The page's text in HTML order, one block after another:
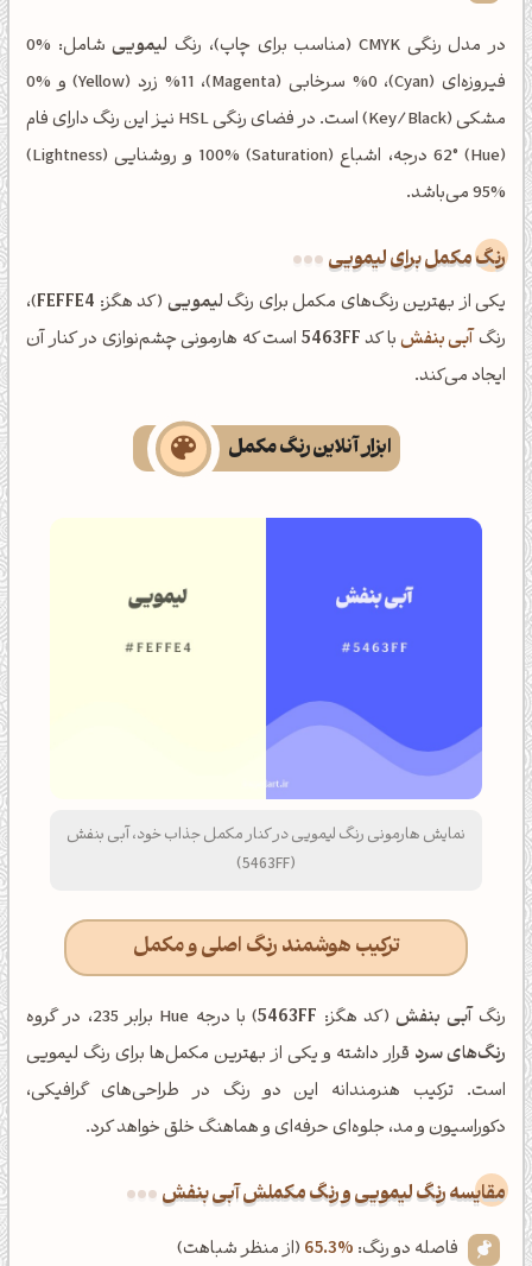
در مدل رنگی CMYK (مناسب برای چاپ)، رنگ لیمویی
شامل: %0
فیروزه‌ای (Cyan)، %0 سرخابی (Magenta)، %11 زرد (Yellow) و %0
مشکی (Key/Black) است. در فضای رنگی HSL نیز این رنگ دارای فام
(Hue) 62° درجه، اشباع (Saturation) 100% و روشنایی (Lightness)
95% می‌باشد.
رنگ مکمل برای لیمویی
یکی از بهترین رنگ‌های مکمل برای رنگلیمویی (کد هگز: FEFFE4)،
رنگ آبی بنفشبا کد5463FF است که هارمونی چشم‌نوازی در کنار آن
ایجاد می‌کند.
ابزار آنلاین رنگ مکمل
نمایش هارمونی رنگ لیمویی در کنار مکمل جذاب خود، آبی بنفش
(5463FF)
ترکیب هوشمند رنگ اصلی و مکمل
رنگآبی بنفش(کد هگز: 5463FF) با درجه Hue برابر 235، در گروه
رنگ‌های سرد قرار داشته و یکی از بهترین مکمل‌ها برای رنگ لیمویی
است. ترکیب هنرمندانه این دو رنگ در طراحی‌های گرافیکی،
دکوراسیون و مد، جلوه‌ای حرفه‌ای و هماهنگ خلق خواهد کرد.
‌مقایسه رنگ لیمویی و رنگ مکملش آبی بنفش
فاصله دو رنگ: 65.3% (از منظر شباهت)